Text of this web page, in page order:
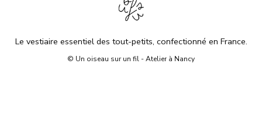
Le vestiaire essentiel des tout-petits, confectionné en France.
© Un oiseau sur un fil - Atelier à Nancy